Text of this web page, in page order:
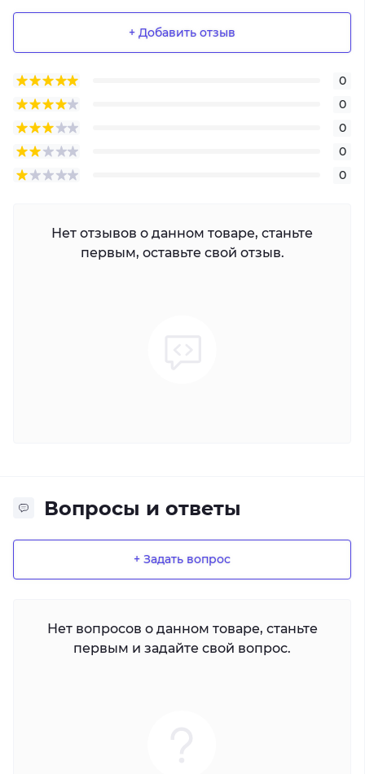
+ Добавить отзыв
0
0
0
0
0
Нет отзывов о данном товаре, станьте
первым, оставьте свой отзыв.
Вопросы и ответы
+ Задать вопрос
Нет вопросов о данном товаре, станьте
первым и задайте свой вопрос.